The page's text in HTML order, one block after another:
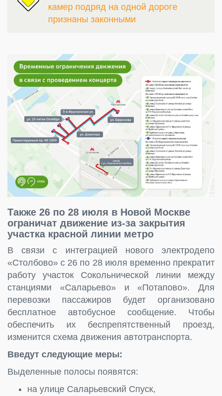
камер подряд на одной дороге
признаны законными
Также 26 по 28 июля в Новой Москве
ограничат движение из-за закрытия
участка красной линии метро
В связи с интеграцией нового электродепо
«Столбово» с 26 по 28 июля временно прекратит
работу участок Сокольнической линии между
станциями «Саларьево» и «Потапово». Для
перевозки пассажиров будет организовано
бесплатное автобусное сообщение. Чтобы
обеспечить их беспрепятственный проезд,
изменится схема движения автотранспорта.
Введут следующие меры:
Выделенные полосы появятся:
на улице Саларьевский Спуск,